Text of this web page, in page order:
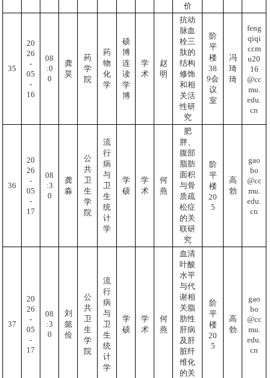
价
35
20
26
-
05
-
16
08
:0
0
龚
昊
药
学
院
药
物
化
学
硕
博
连
读
学
博
学
术
赵
明
抗动
脉血
栓三
肽的
结构
修饰
和相
关活
性研
究
阶
平
楼
38
9会
议
室
冯
琦
琦
feng
qiqi
ccm
u20
16
@cc
mu.
edu.
cn
36
20
26
-
05
-
17
08
:3
0
龚
淼
公
共
卫
生
学
院
流
行
病
与
卫
生
统
计
学
学
硕
学
术
何
燕
肥
胖、
腹部
脂肪
面积
与骨
质疏
松症
的关
联研
究
阶
平
楼
20
5
高
勃
gao
bo
@cc
mu.
edu.
cn
37
20
26
-
05
-
17
08
:3
0
刘
懿
俭
公
共
卫
生
学
院
流
行
病
与
卫
生
统
计
学
学
硕
学
术
何
燕
血清
叶酸
水平
与代
谢相
关脂
肪性
肝病
及肝
脏纤
维化
的关
阶
平
楼
20
5
高
勃
gao
bo
@cc
mu.
edu.
cn